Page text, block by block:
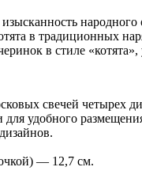
в традиционных
в стиле
свечей четырех
удобного
— 12,7 см.